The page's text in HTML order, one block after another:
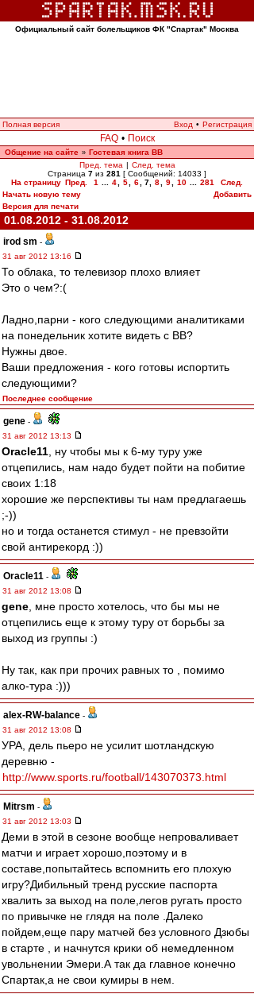
Официальный сайт болельщиков ФК "Спартак" Москва
Полная версия Вход • Регистрация
FAQ • Поиск
Общение на сайте » Гостевая книга ВВ
Пред. тема | След. тема
Страница 7 из 281 [ Сообщений: 14033 ]
На страницу Пред. 1 4 5 6 7 8 9 10 281
След.
Начать новую тему
Добавить
Версия для печати
01.08.2012 - 31.08.2012
irod sm -
31 авг 2012 13:16
То облака, то телевизор плохо влияет
Это о чем?:(
Ладно,парни - кого следующими аналитиками
на понедельник хотите видеть с ВВ?
Нужны двое.
Ваши предложения - кого готовы испортить
следующими?
Последнее сообщение
gene -
31 авг 2012 13:13
Oracle11 , ну чтобы мы к 6-му туру уже
отцепились, нам надо будет пойти на побитие
своих 1:18
хорошие же перспективы ты нам предлагаешь
;-))
но и тогда останется стимул - не превзойти
свой антирекорд :))
Oracle11 -
31 авг 2012 13:08
gene , мне просто хотелось, что бы мы не
отцепились еще к этому туру от борьбы за
выход из группы :)
Ну так, как при прочих равных то , помимо
алко-тура :)))
alex-RW-balance -
31 авг 2012 13:08
УРА, дель пьеро не усилит шотландскую
деревню -
http://www.sports.ru/football/143070373.html
Mitrsm -
31 авг 2012 13:03
Деми в этой в сезоне вообще непроваливает
матчи и играет хорошо,поэтому и в
составе,попытайтесь вспомнить его плохую
игру?Дибильный тренд русские паспорта
хвалить за выход на поле,легов ругать просто
по привычке не глядя на поле .Далеко
пойдем,еще пару матчей без условного Дзюбы
в старте , и начнутся крики об немедленном
увольнении Эмери.А так да главное конечно
Спартак,а не свои кумиры в нем.